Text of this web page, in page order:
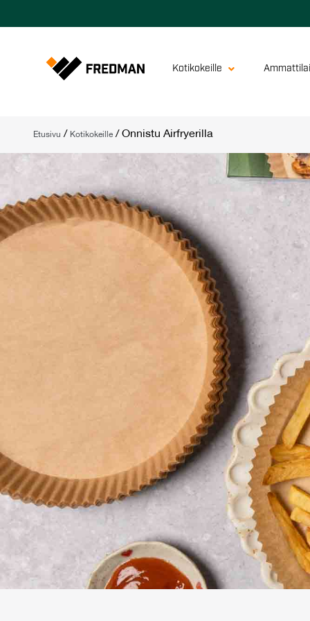
Kotikokeille
Etusivu / Kotikokeille / Onnistu Airfryerilla